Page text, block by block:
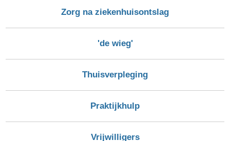
Zorg na ziekenhuisontslag
'de wieg'
Thuisverpleging
Praktijkhulp
Vrijwilligers